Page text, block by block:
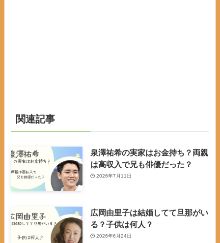
関連記事
泉澤祐希の実家はお金持ち？両親
は高収入で兄も俳優だった？
2026年7月11日
広岡由里子は結婚してて旦那がい
る？子供は何人？
2026年6月24日